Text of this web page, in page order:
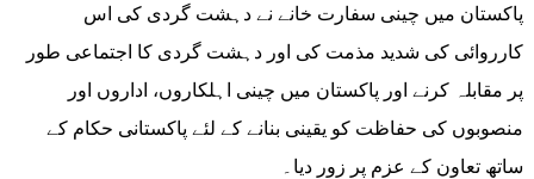
پاکستان میں چینی سفارت خانے نے دہشت گردی کی اس
کارروائی کی شدید مذمت کی اور دہشت گردی کا اجتماعی طور
پر مقابلہ کرنے اور پاکستان میں چینی اہلکاروں، اداروں اور
منصوبوں کی حفاظت کو یقینی بنانے کے لئے پاکستانی حکام کے
ساتھ تعاون کے عزم پر زور دیا۔